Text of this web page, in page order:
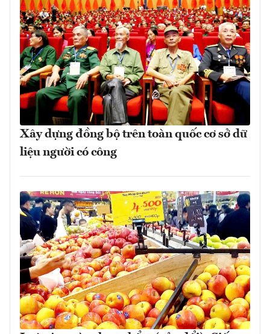
Xây dựng đồng bộ trên toàn quốc cơ sở dữ
liệu người có công